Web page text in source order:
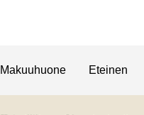
Makuuhuone Eteinen